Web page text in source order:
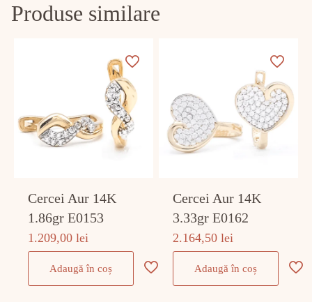
Produse similare
Cercei Aur 14K
1.86gr E0153
1.209,00lei
Adaugă în coș
Cercei Aur 14K
3.33gr E0162
2.164,50lei
Adaugă în coș